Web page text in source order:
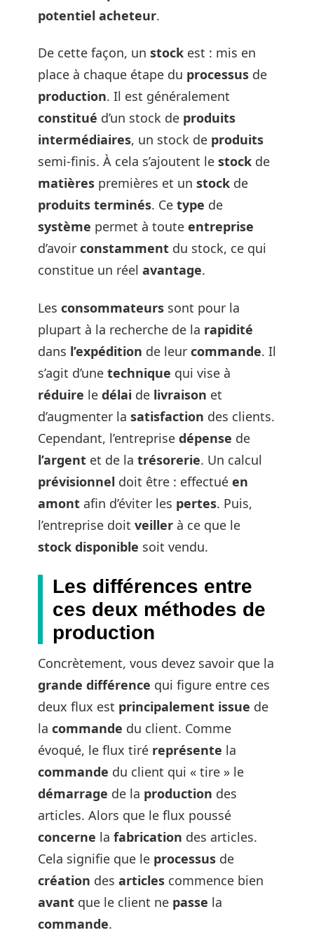
potentiel acheteur.
De cette façon, un stock est : mis en
place à chaque étape du processus de
production. Il est généralement
constitué d’un stock de produits
intermédiaires, un stock de produits
semi-finis. À cela s’ajoutent le stock de
matières premières et un stock de
produits terminés. Ce type de
système permet à toute entreprise
d’avoir constamment du stock, ce qui
constitue un réel avantage.
Les consommateurs sont pour la
plupart à la recherche de la rapidité
dans l’expédition de leur commande. Il
s’agit d’une technique qui vise à
réduire le délai de livraison et
d’augmenter la satisfaction des clients.
Cependant, l’entreprise dépense de
l’argent et de la trésorerie. Un calcul
prévisionnel doit être : effectué en
amont afin d’éviter les pertes. Puis,
l’entreprise doit veiller à ce que le
stock disponible soit vendu.
Les différences entre
ces deux méthodes de
production
Concrètement, vous devez savoir que la
grande différence qui figure entre ces
deux flux est principalement issue de
la commande du client. Comme
évoqué, le flux tiré représente la
commande du client qui « tire » le
démarrage de la production des
articles. Alors que le flux poussé
concerne la fabrication des articles.
Cela signifie que le processus de
création des articles commence bien
avant que le client ne passe la
commande.